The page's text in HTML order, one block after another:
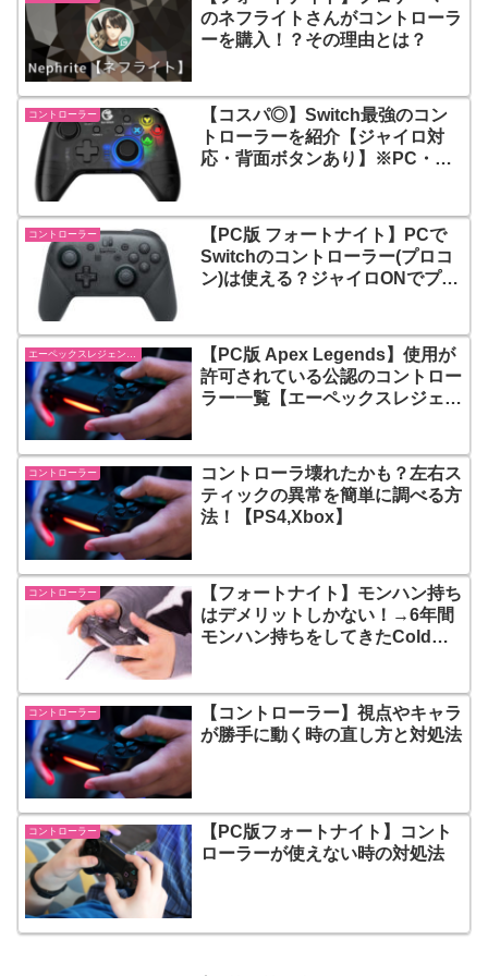
のネフライトさんがコントローラ
ーを購入！？その理由とは？
コントローラー
【コスパ◎】Switch最強のコン
トローラーを紹介【ジャイロ対
応・背面ボタンあり】※PC・ス
コントローラー
【PC版 フォートナイト】PCで
Switchのコントローラー(プロコ
ン)は使える？ジャイロONでプレ
【PC版 Apex Legends】使用が
許可されている公認のコントロー
ラー一覧【エーペックスレジェン
コントローラー
コントローラ壊れたかも？左右ス
ティックの異常を簡単に調べる方
法！【PS4,Xbox】
コントローラー
【フォートナイト】モンハン持ち
はデメリットしかない！→6年間
モンハン持ちをしてきたColdさ
コントローラー
【コントローラー】視点やキャラ
が勝手に動く時の直し方と対処法
コントローラー
【PC版フォートナイト】コント
ローラーが使えない時の対処法